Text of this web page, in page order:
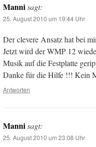
Mannisagt:
25. August 2010 um 19:44 Uhr
Der clevere Ansatz hat bei
Jetzt wird der WMP 12
Musik auf die Festplatte
Danke für die Hilfe !!! Kein
Antworten
Mannisagt:
25. August 2010 um 23:08 Uhr